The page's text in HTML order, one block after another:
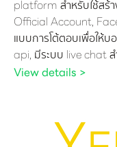
platform สำหรับใช้สร้
Official Account,
แบบการโต้ตอบเพื่อให้บ
api, มีระบบ live chat
View details >